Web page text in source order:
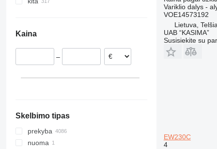
324
330
365
374
375
Ispanija
Jungtinė Karalystė
Omanas
Kaina
–
Skelbimo tipas
prekyba
nuoma
Variklio dalys -
VOE14573192
Lietuva,
UAB “KASIMA”
Susisiekite su
EW230C
4